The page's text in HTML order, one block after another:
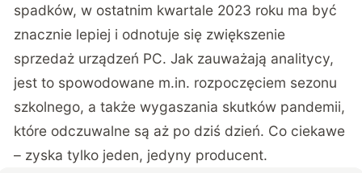
spadków, w ostatnim kwartale 2023 roku ma być
znacznie lepiej i odnotuje się zwiększenie
sprzedaż urządzeń PC. Jak zauważają analitycy,
jest to spowodowane m.in. rozpoczęciem sezonu
szkolnego, a także wygaszania skutków pandemii,
które odczuwalne są aż po dziś dzień. Co ciekawe
– zyska tylko jeden, jedyny producent.